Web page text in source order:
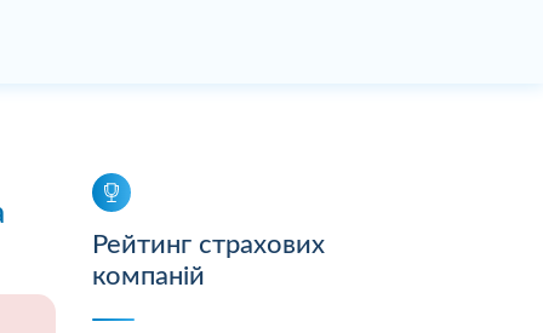
Рейтинг страхових
компаній